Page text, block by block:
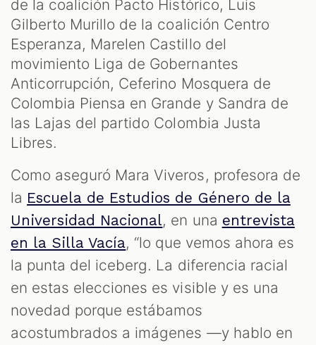
de la coalición Pacto Histórico, Luis
Gilberto Murillo de la coalición Centro
Esperanza, Marelen Castillo del
movimiento Liga de Gobernantes
Anticorrupción, Ceferino Mosquera de
Colombia Piensa en Grande y Sandra de
las Lajas del partido Colombia Justa
Libres.
Como aseguró Mara Viveros, profesora de
la Escuela de Estudios de Género de la
Universidad Nacional, en una entrevista
en la Silla Vacía, “lo que vemos ahora es
la punta del iceberg. La diferencia racial
en estas elecciones es visible y es una
novedad porque estábamos
acostumbrados a imágenes —y hablo en